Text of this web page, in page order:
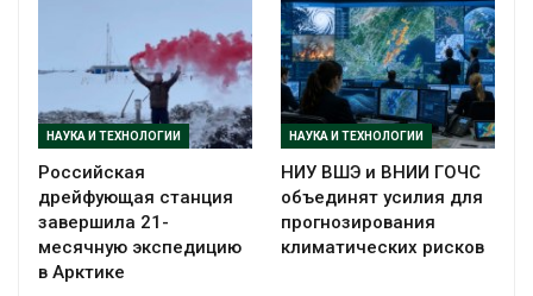
НАУКА И ТЕХНОЛОГИИ
Российская
дрейфующая станция
завершила 21-
месячную экспедицию
в Арктике
НАУКА И ТЕХНОЛОГИИ
НИУ ВШЭ и ВНИИ ГОЧС
объединят усилия для
прогнозирования
климатических рисков